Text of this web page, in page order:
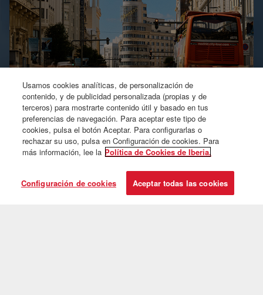
Aprovecha tu escala
descubriendo Madrid
Usamos cookies analíticas, de personalización de
contenido, y de publicidad personalizada (propias y de
terceros) para mostrarte contenido útil y basado en tus
preferencias de navegación. Para aceptar este tipo de
cookies, pulsa el botón Aceptar. Para configurarlas o
rechazar su uso, pulsa en Configuración de cookies. Para
más información, lee la Política de Cookies de Iberia.
Configuración de cookies Aceptar todas las cookies